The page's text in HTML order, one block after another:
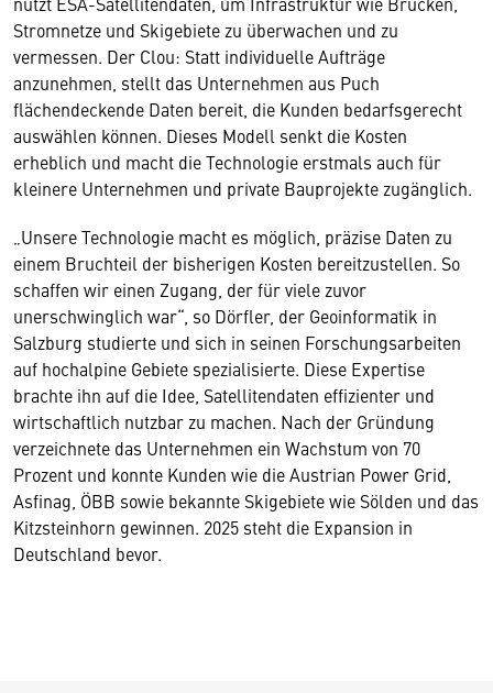
Stromnetze und Skigebiete zu überwachen und zu
vermessen. Der Clou: Statt individuelle Aufträge
anzunehmen, stellt das Unternehmen aus Puch
flächendeckende Daten bereit, die Kunden bedarfsgerecht
auswählen können. Dieses Modell senkt die Kosten
erheblich und macht die Technologie erstmals auch für
kleinere Unternehmen und private Bauprojekte zugänglich.
„Unsere Technologie macht es möglich, präzise Daten zu
einem Bruchteil der bisherigen Kosten bereitzustellen. So
schaffen wir einen Zugang, der für viele zuvor
unerschwinglich war“, so Dörfler, der Geoinformatik in
Salzburg studierte und sich in seinen Forschungsarbeiten
auf hochalpine Gebiete spezialisierte. Diese Expertise
brachte ihn auf die Idee, Satellitendaten effizienter und
wirtschaftlich nutzbar zu machen. Nach der Gründung
verzeichnete das Unternehmen ein Wachstum von 70
Prozent und konnte Kunden wie die Austrian Power Grid,
Asfinag, ÖBB sowie bekannte Skigebiete wie Sölden und das
Kitzsteinhorn gewinnen. 2025 steht die Expansion in
Deutschland bevor.